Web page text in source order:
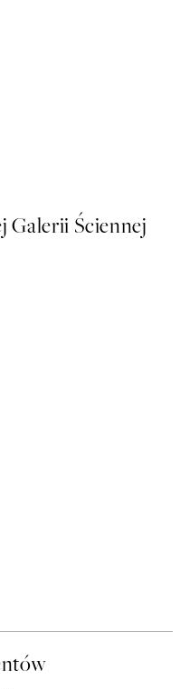
Galerii Ściennej